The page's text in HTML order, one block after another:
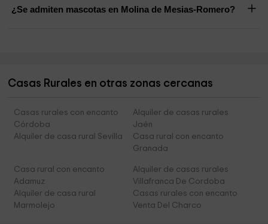
¿Se admiten mascotas en Molina de Mesias-Romero?
Casas Rurales en otras zonas cercanas
Casas rurales con encanto
Córdoba
Alquiler de casas rurales
Jaén
Alquiler de casa rural Sevilla
Casa rural con encanto
Granada
Casa rural con encanto
Adamuz
Alquiler de casas rurales
Villafranca De Cordoba
Alquiler de casa rural
Marmolejo
Casas rurales con encanto
Venta Del Charco